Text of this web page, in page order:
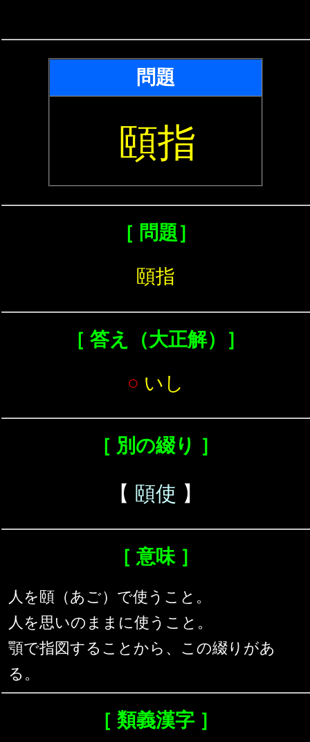
問題
頤指
［ 問題］
頤指
［ 答え（大正解）］
○ いし
［ 別の綴り ］
【 頤使 】
［ 意味 ］
人を頤（あご）で使うこと。
人を思いのままに使うこと。
顎で指図することから、この綴りがあ
る。
［ 類義漢字 ］